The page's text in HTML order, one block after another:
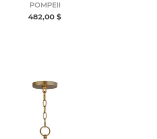
POMPEII
482,00 $